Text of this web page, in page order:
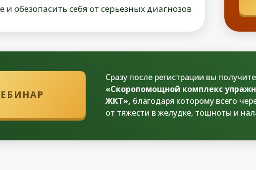
и обезопасить себя от серьезных диагнозов
Сразу после регистрации вы
«Скоропомощной комплекс
ЖКТ», благодаря которому всего
от тяжести в желудке, тошноты и